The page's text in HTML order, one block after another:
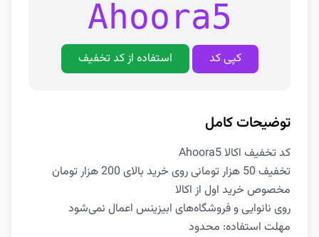
Ahoora5
کپی کد استفاده از کد تخفیف
توضیحات کامل
کد تخفیف اکالا Ahoora5
تخفیف 50 هزار تومانی روی خرید بالای 200 هزار تومان
مخصوص خرید اول از اکالا
روی نانوایی و فروشگاه‌های ابیزینس اعمال نمی‌شود
مهلت استفاده: محدود